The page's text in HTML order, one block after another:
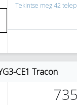
Tekintse meg 42
CE1 Tracon